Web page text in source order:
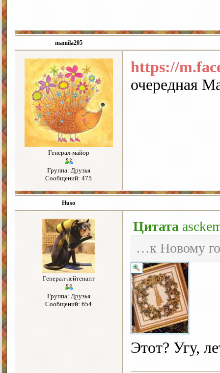
mamila205
Генерал-майор
Группа: Друзья
Сообщений: 475
https://
очередная
Huso
Генерал-лейтенант
Группа: Друзья
Сообщений: 654
Цитата
…к Новому
Этот? Угу,